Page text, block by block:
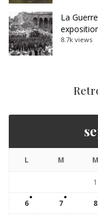
La
8.7k views
L M M
1
6 7 8